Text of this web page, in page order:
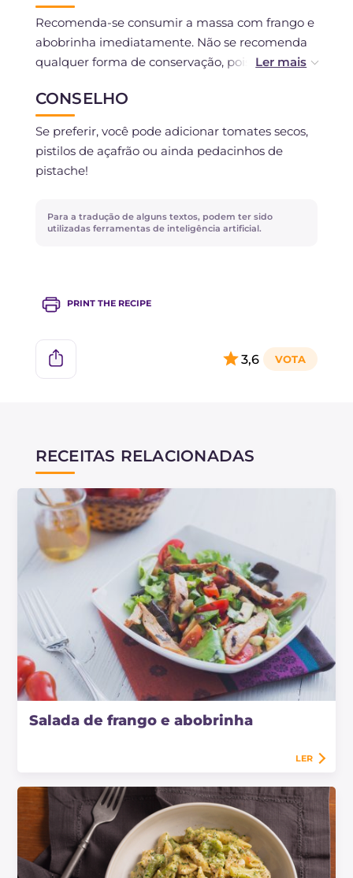
Recomenda-se consumir a massa com frango e
abobrinha imediatamente. Não se recomenda
qualquer forma de conservação, pois o creme
CONSELHO
Se preferir, você pode adicionar tomates secos,
pistilos de açafrão ou ainda pedacinhos de
pistache!
Para a tradução de alguns textos, podem ter sido
utilizadas ferramentas de inteligência artificial.
PRINT THE RECIPE
3,6
RECEITAS RELACIONADAS
Salada de frango e abobrinha
LER